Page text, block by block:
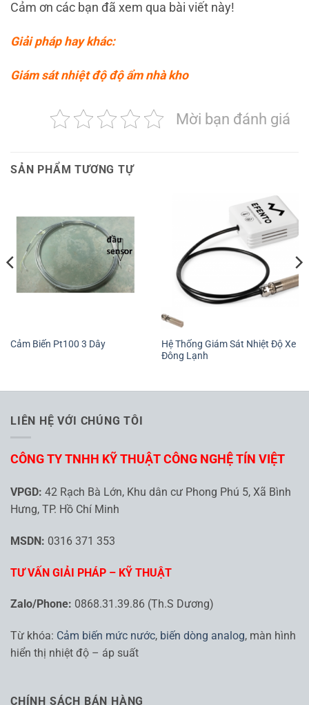
Cảm ơn các bạn đã xem qua bài viết này!
Giải pháp hay khác:
Giám sát nhiệt độ độ ẩm nhà kho
Mời bạn đánh giá
SẢN PHẨM TƯƠNG TỰ
Cảm Biến Pt100 3 Dây
Hệ Thống Giám Sát Nhiệt Độ Xe
Đông Lạnh
LIÊN HỆ VỚI CHÚNG TÔI
CÔNG TY TNHH KỸ THUẬT CÔNG NGHỆ TÍN VIỆT
VPGD: 42 Rạch Bà Lớn, Khu dân cư Phong Phú 5, Xã Bình
Hưng, TP. Hồ Chí Minh
MSDN: 0316 371 353
TƯ VẤN GIẢI PHÁP – KỸ THUẬT
Zalo/Phone: 0868.31.39.86 (Th.S Dương)
Từ khóa: Cảm biến mức nước, biến dòng analog, màn hình
hiển thị nhiệt độ – áp suất
CHÍNH SÁCH BÁN HÀNG